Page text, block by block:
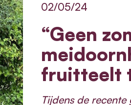
“Geen
fruitteelt
02/05/24
Tijdens de